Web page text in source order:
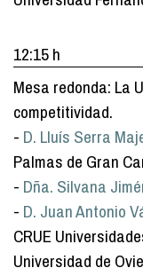
12:15 h
Mesa redonda: La
competitividad.
- D. Lluís Serra
Palmas de Gran
- Dña. Silvana
- D. Juan Antonio
CRUE
Universidad de